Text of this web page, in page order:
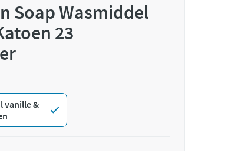
Soap Wasmiddel
23
vanille &